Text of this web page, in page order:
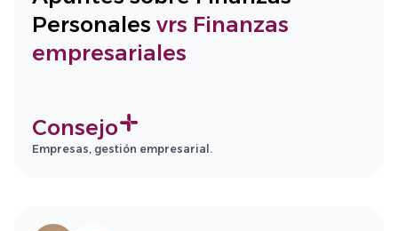
Personales vrs Finanzas
empresariales
Consejo
Empresas, gestión empresarial.